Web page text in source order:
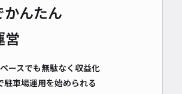
かんたん
営
ースでも無駄なく収益化
駐車場運用を始められる